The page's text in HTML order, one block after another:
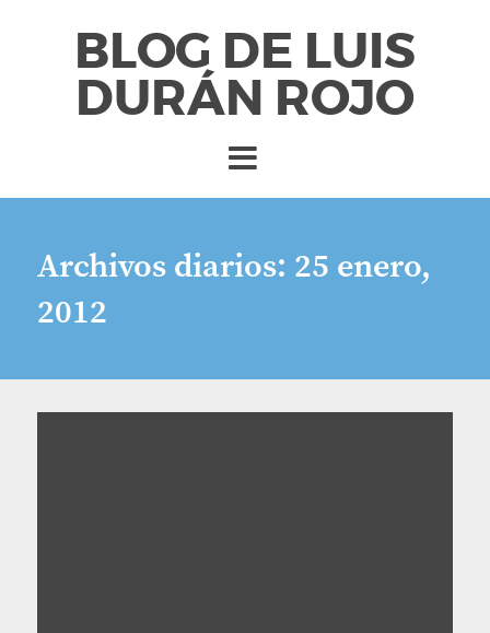
BLOG DE LUIS
DURÁN ROJO
Archivos diarios: 25 enero,
2012